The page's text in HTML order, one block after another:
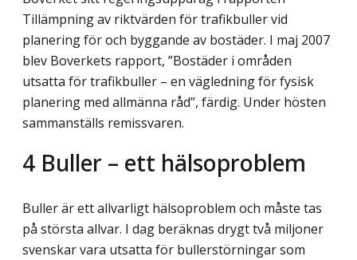
Tillämpning av riktvärden för trafikbuller vid
planering för och byggande av bostäder. I maj 2007
blev Boverkets rapport, ”Bostäder i områden
utsatta för trafikbuller – en vägledning för fysisk
planering med allmänna råd”, färdig. Under hösten
sammanställs remissvaren.
4 Buller – ett hälsoproblem
Buller är ett allvarligt hälsoproblem och måste tas
på största allvar. I dag beräknas drygt två miljoner
svenskar vara utsatta för bullerstörningar som